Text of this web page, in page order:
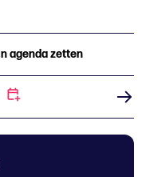
In agenda zetten